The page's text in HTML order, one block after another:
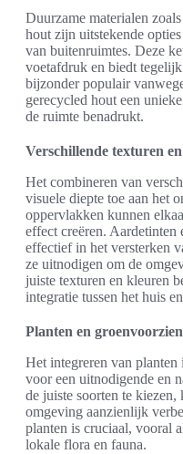
Duurzame materialen
hout zijn uitstekende
van buitenruimtes. Deze
voetafdruk en biedt
bijzonder populair
gerecycled hout een
de ruimte benadrukt.
Verschillende texturen
Het combineren van
visuele diepte toe aan het
oppervlakken kunnen
effect creëren.
effectief in het versterken
ze uitnodigen om de
juiste texturen en kleuren
integratie tussen het huis
Planten en
Het integreren van
voor een uitnodigende en
de juiste soorten te kiezen,
omgeving aanzienlijk
planten is cruciaal, vooral
lokale flora en fauna.